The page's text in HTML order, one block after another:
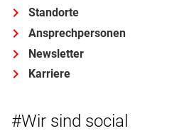
Standorte
Ansprechpersonen
Newsletter
Karriere
#Wir sind social